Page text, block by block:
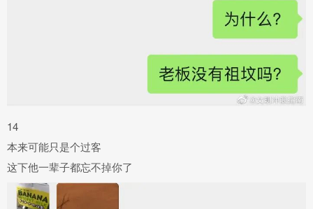
14
本来可能只是个过客
这下他一辈子都忘不掉你了